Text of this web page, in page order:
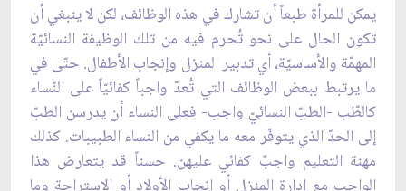
يمكن للمرأة طبعاً أن تشارك في هذه الوظائف، لكن لا ينبغي أن
تكون الحال على نحو تُحرم فيه من تلك الوظيفة النسائيّة
المهمّة والأساسيّة، أي تدبير المنزل وإنجاب الأطفال. حتّى في
ما يرتبط ببعض الوظائف التي تُعدّ واجباً كفائيّاً على النّساء
كالطّب -الطبّ النسائيّ واجب- فعلى النساء أن يدرسن الطبّ
إلى الحدّ الذي يتوفّر معه ما يكفي من النساء الطبيبات. كذلك
مهنة التعليم واجبٌ كفائي عليهن. حسناً قد يتعارض هذا